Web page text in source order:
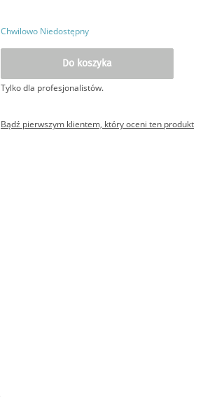
Chwilowo Niedostępny
Do koszyka
Tylko dla profesjonalistów.
Bądź pierwszym klientem, który oceni ten produkt